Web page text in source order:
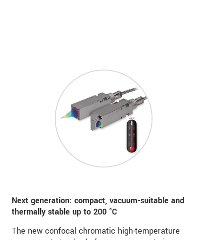
Next generation: compact, vacuum-suitable and
thermally stable up to 200 °C
The new confocal chromatic high-temperature